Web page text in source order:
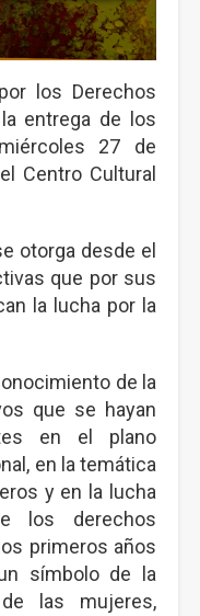
los Derechos
entrega de los
27 de
Centro Cultural
otorga desde el
que por sus
la lucha por la
de la
que se hayan
en el plano
en la temática
y en la lucha
los derechos
primeros años
símbolo de la
las mujeres,